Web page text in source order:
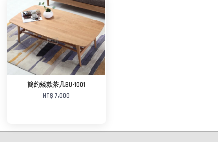
加入購物車
簡約矮款茶几BU-1001
NT$ 7,000